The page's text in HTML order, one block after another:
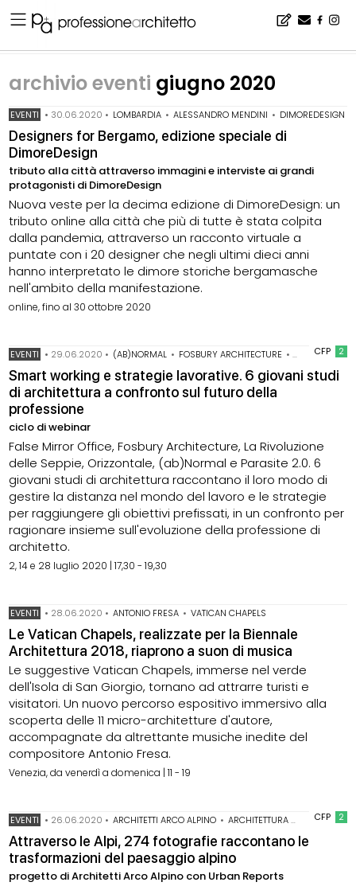
archivio eventi giugno 2020
EVENTI • 30.06.2020 • LOMBARDIA • ALESSANDRO MENDINI • DIMOREDESIGN
Designers for Bergamo, edizione speciale di
DimoreDesign
tributo alla città attraverso immagini e interviste ai grandi
protagonisti di DimoreDesign
Nuova veste per la decima edizione di DimoreDesign: un
tributo online alla città che più di tutte è stata colpita
dalla pandemia, attraverso un racconto virtuale a
puntate con i 20 designer che negli ultimi dieci anni
hanno interpretato le dimore storiche bergamasche
nell'ambito della manifestazione.
online, fino al 30 ottobre 2020
CFP 2
EVENTI • 29.06.2020 • (AB)NORMAL • FOSBURY ARCHITECTURE •LA
Smart working e strategie lavorative. 6 giovani studi
di architettura a confronto sul futuro della
professione
ciclo di webinar
False Mirror Office, Fosbury Architecture, La Rivoluzione
delle Seppie, Orizzontale, (ab)Normal e Parasite 2.0. 6
giovani studi di architettura raccontano il loro modo di
gestire la distanza nel mondo del lavoro e le strategie
per raggiungere gli obiettivi prefissati, in un confronto per
ragionare insieme sull'evoluzione della professione di
architetto.
2, 14 e 28 luglio 2020 | 17,30 - 19,30
EVENTI • 28.06.2020 • ANTONIO FRESA • VATICAN CHAPELS
Le Vatican Chapels, realizzate per la Biennale
Architettura 2018, riaprono a suon di musica
Le suggestive Vatican Chapels, immerse nel verde
dell'Isola di San Giorgio, tornano ad attrarre turisti e
visitatori. Un nuovo percorso espositivo immersivo alla
scoperta delle 11 micro-architetture d'autore,
accompagnate da altrettante musiche inedite del
compositore Antonio Fresa.
Venezia, da venerdì a domenica | 11 - 19
CFP 2
EVENTI • 26.06.2020 • ARCHITETTI ARCO ALPINO • ARCHITETTURA ALPINA
Attraverso le Alpi, 274 fotografie raccontano le
trasformazioni del paesaggio alpino
progetto di Architetti Arco Alpino con Urban Reports